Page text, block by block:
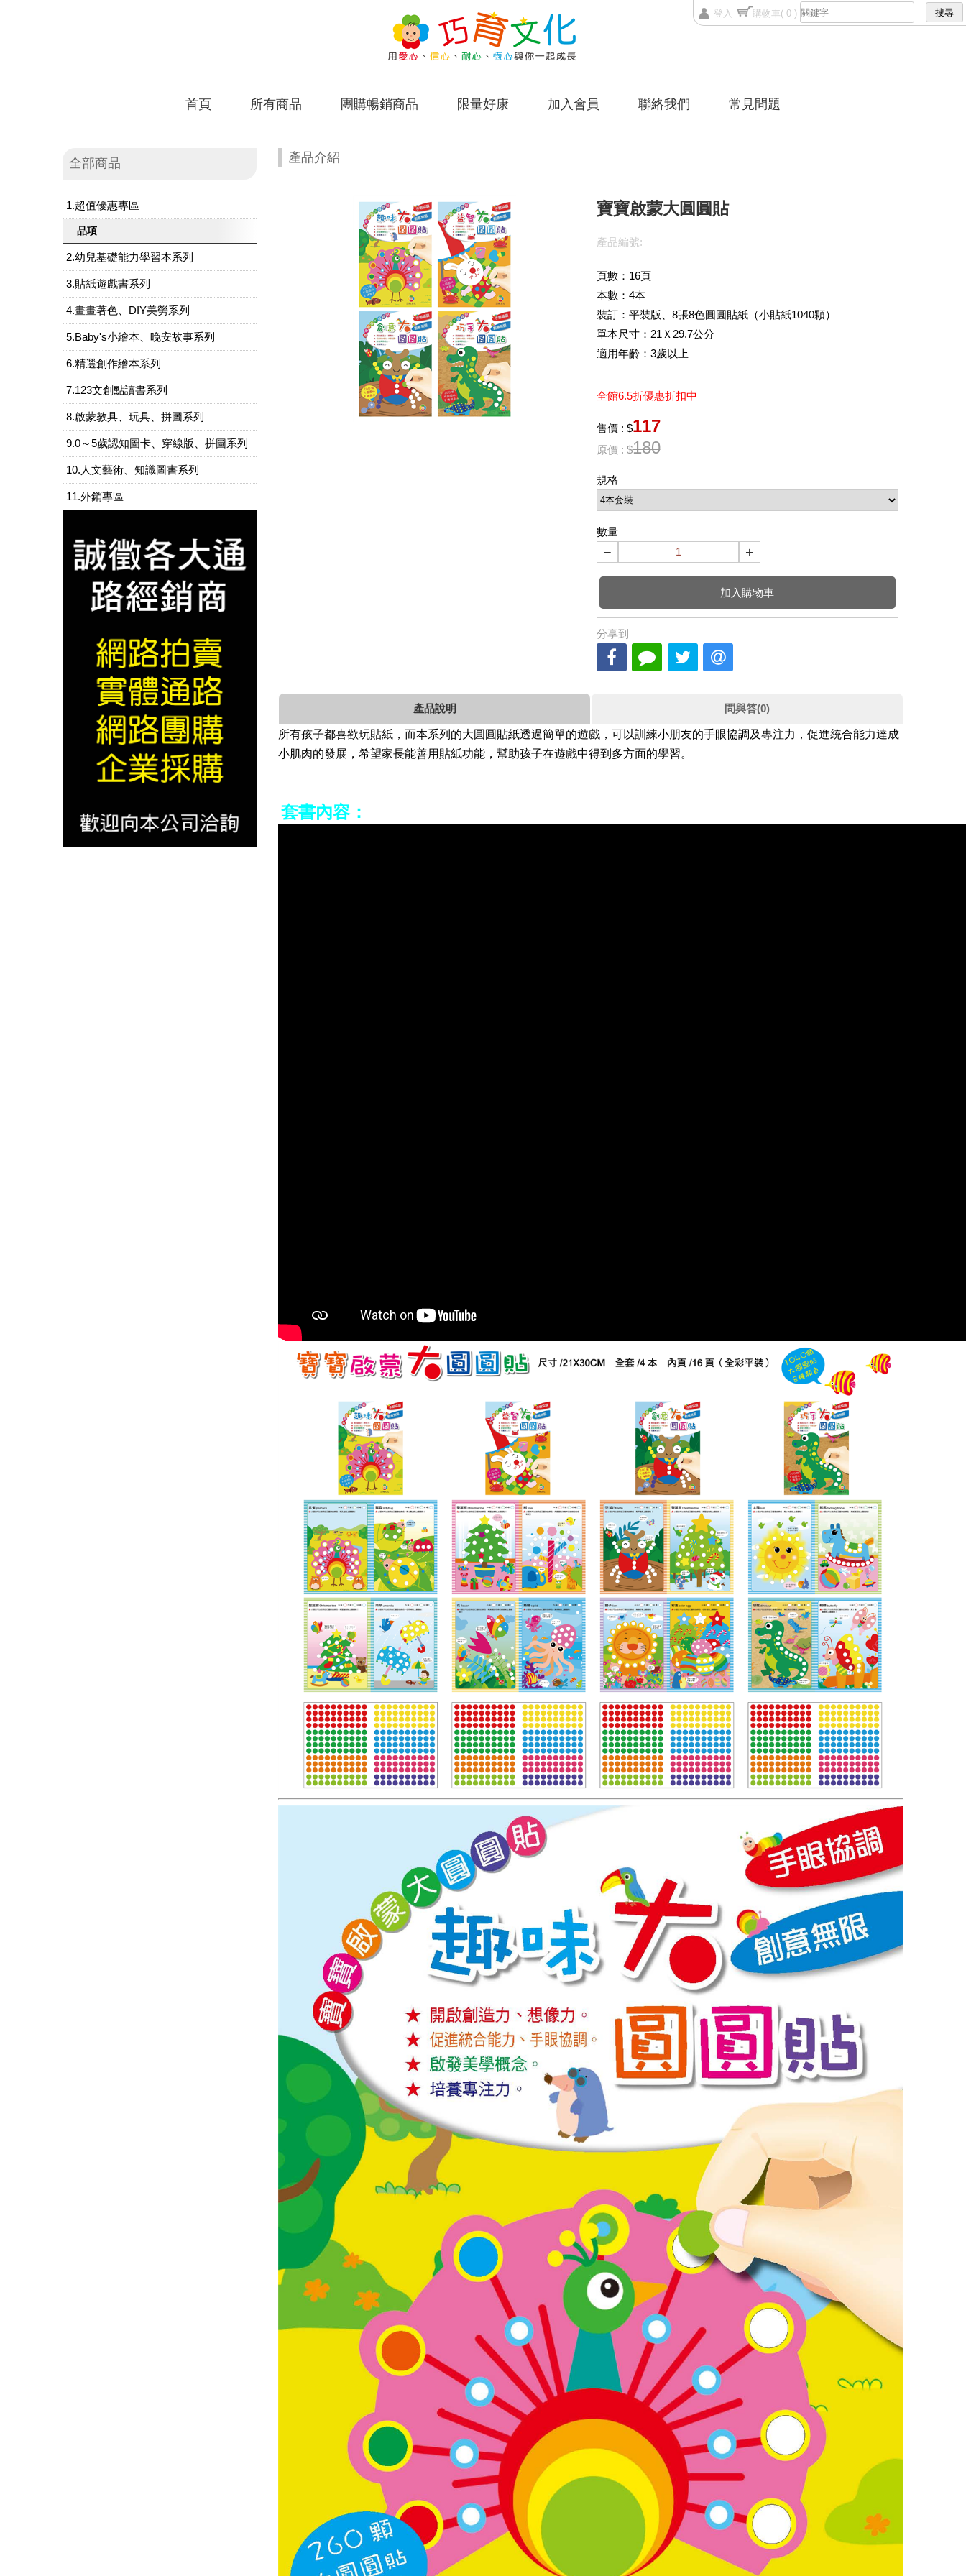
登入 購物車( 0 )
首頁 所有商品 團購暢銷商品 限量好康 加入會員 聯絡我們 常見問題
全部商品
1.超值優惠專區
品項
2.幼兒基礎能力學習本系列
3.貼紙遊戲書系列
4.畫畫著色、DIY美勞系列
5.Baby's小繪本、晚安故事系列
6.精選創作繪本系列
7.123文創點讀書系列
8.啟蒙教具、玩具、拼圖系列
9.0～5歲認知圖卡、穿線版、拼圖系列
10.人文藝術、知識圖書系列
11.外銷專區
產品介紹
寶寶啟蒙大圓圓貼
產品編號:
頁數：16頁
本數：4本
裝訂：平裝版、 8張8色圓圓貼紙（小貼紙1040顆）
單本尺寸：21Ｘ29.7公分
適用年齡：3歲以上
全館6.5折優惠折扣中
售價 : $117
原價 : $180
規格
數量
− +
加入購物車
分享到
產品說明 問與答(0)
所有孩子都喜歡玩貼紙，而本系列的大圓圓貼紙透過簡單的遊戲，可以訓練小朋友的手眼協調及專注力，促進統合能力達成
小肌肉的發展，希望家長能善用貼紙功能，幫助孩子在遊戲中得到多方面的學習。
套書內容：